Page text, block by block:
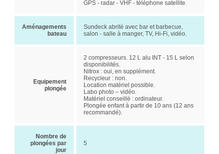
GPS - radar - VHF - téléphone satellite.
Aménagements
bateau
Sundeck abrité avec bar et barbecue,
salon - salle à manger, TV, Hi-Fi, vidéo.
Equipement
plongée
2 compresseurs. 12 L alu INT - 15 L selon
disponibilités.
Nitrox : oui, en supplément.
Recycleur : non.
Location matériel possible.
Labo photo – vidéo.
Matériel conseillé : ordinateur.
Plongée enfant à partir de 10 ans (12 ans
recommandé).
Nombre de
plongées par
jour
5